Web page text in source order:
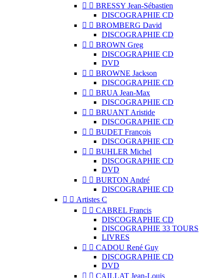
  BRESSY Jean-Sébastien
DISCOGRAPHIE CD
  BROMBERG David
DISCOGRAPHIE CD
  BROWN Greg
DISCOGRAPHIE CD
DVD
  BROWNE Jackson
DISCOGRAPHIE CD
  BRUA Jean-Max
DISCOGRAPHIE CD
  BRUANT Aristide
DISCOGRAPHIE CD
  BUDET François
DISCOGRAPHIE CD
  BUHLER Michel
DISCOGRAPHIE CD
DVD
  BURTON André
DISCOGRAPHIE CD
  Artistes C
  CABREL Francis
DISCOGRAPHIE CD
DISCOGRAPHIE 33 TOURS
LIVRES
  CADOU René Guy
DISCOGRAPHIE CD
DVD
  CAILLAT Jean-Louis